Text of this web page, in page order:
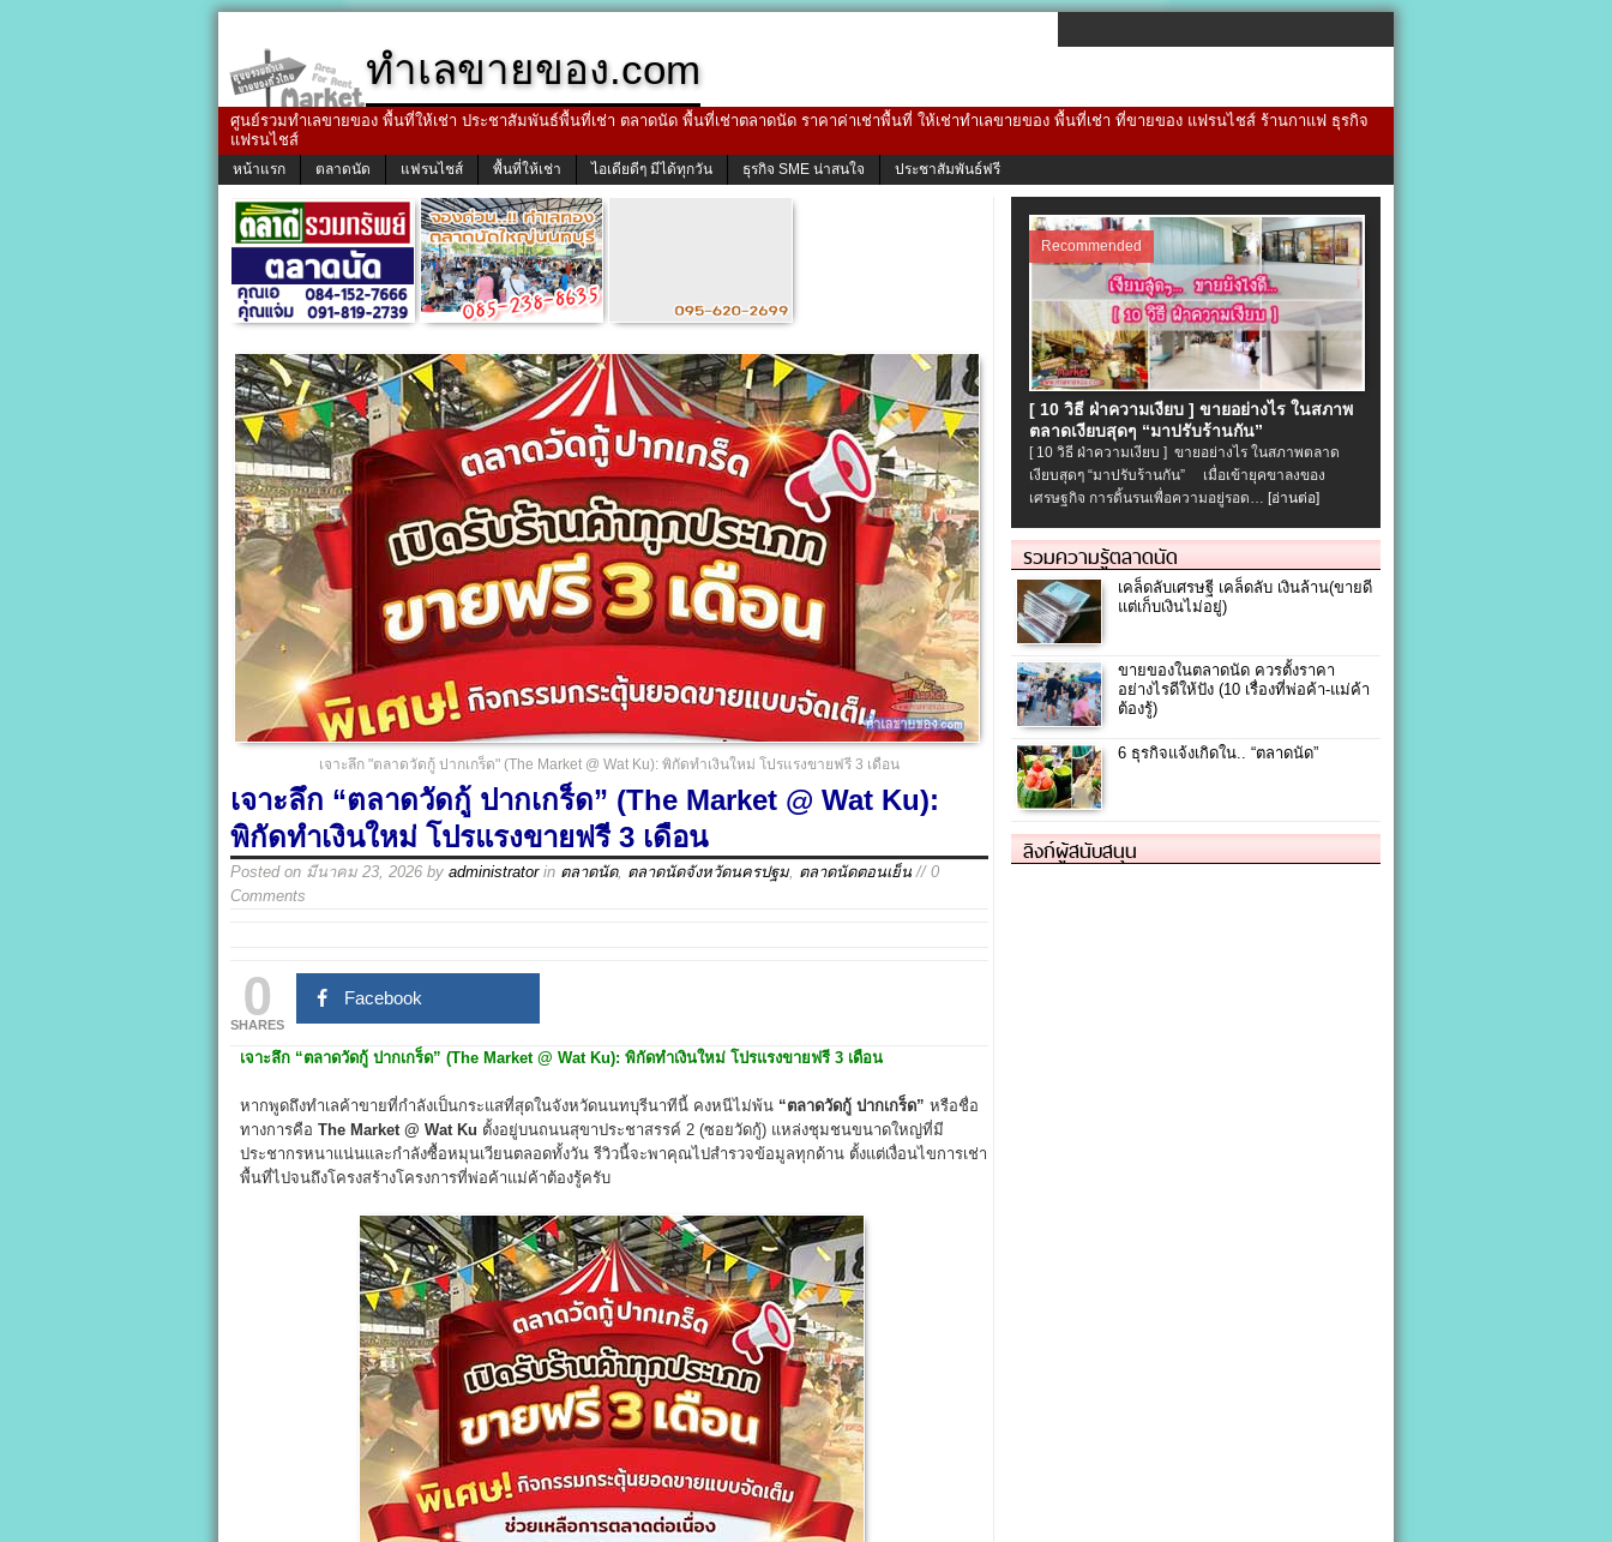
ทำเลขายของ.com
ศูนย์รวมทำเลขายของ พื้นที่ให้เช่า ประชาสัมพันธ์พื้นที่เช่า ตลาดนัด พื้นที่เช่าตลาดนัด ราคาค่าเช่าพื้นที่ ให้เช่าทำเลขายของ พื้นที่เช่า ที่ขายของ แฟรนไชส์ ร้านกาแฟ ธุรกิจ
แฟรนไชส์
หน้าแรก ตลาดนัด แฟรนไชส์ พื้นที่ให้เช่า ไอเดียดีๆ มีได้ทุกวัน ธุรกิจ SME น่าสนใจ ประชาสัมพันธ์ฟรี
เจาะลึก "ตลาดวัดกู้ ปากเกร็ด" (The Market @ Wat Ku): พิกัดทำเงินใหม่ โปรแรงขายฟรี 3 เดือน
เจาะลึก “ตลาดวัดกู้ ปากเกร็ด” (The Market @ Wat Ku):
พิกัดทำเงินใหม่ โปรแรงขายฟรี 3 เดือน
Posted on มีนาคม 23, 2026 by administratorin ตลาดนัด, ตลาดนัดจังหวัดนครปฐม ตลาดนัดตอนเย็น // 0
Comments
0
SHARES
Facebook
เจาะลึก “ตลาดวัดกู้ ปากเกร็ด” (The Market @ Wat Ku): พิกัดทำเงินใหม่ โปรแรงขายฟรี 3 เดือน
หากพูดถึงทำเลค้าขายที่กำลังเป็นกระแสที่สุดในจังหวัดนนทบุรีนาทีนี้ คงหนีไม่พ้น “ตลาดวัดกู้ ปากเกร็ด” หรือชื่อ
ทางการคือ The Market @ Wat Ku ตั้งอยู่บนถนนสุขาประชาสรรค์ 2 (ซอยวัดกู้) แหล่งชุมชนขนาดใหญ่ที่มี
ประชากรหนาแน่นและกำลังซื้อหมุนเวียนตลอดทั้งวัน รีวิวนี้จะพาคุณไปสำรวจข้อมูลทุกด้าน ตั้งแต่เงื่อนไขการเช่า
พื้นที่ไปจนถึงโครงสร้างโครงการที่พ่อค้าแม่ค้าต้องรู้ครับ
Recommended
[ 10 วิธี ฝ่าความเงียบ ] ขายอย่างไร ในสภาพ
ตลาดเงียบสุดๆ “มาปรับร้านกัน”
[ 10 วิธี ฝ่าความเงียบ ] ขายอย่างไร ในสภาพตลาด
เงียบสุดๆ “มาปรับร้านกัน” เมื่อเข้ายุคขาลงของ
เศรษฐกิจ การดิ้นรนเพื่อความอยู่รอด… [อ่านต่อ]
รวมความรู้ตลาดนัด
เคล็ดลับเศรษฐี เคล็ดลับ เงินล้าน(ขายดี
แต่เก็บเงินไม่อยู่)
ขายของในตลาดนัด ควรตั้งราคา
อย่างไรดีให้ปัง (10 เรื่องที่พ่อค้า-แม่ค้า
ต้องรู้)
6 ธุรกิจแจ้งเกิดใน.. “ตลาดนัด”
ลิงก์ผู้สนับสนุน